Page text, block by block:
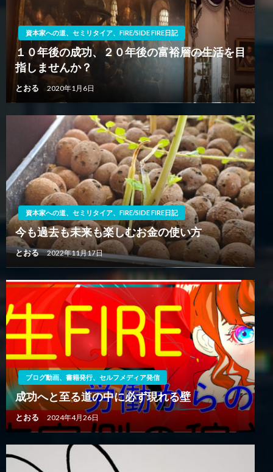
資本家への道、セミリタイア、FIRE/SIDE FIRE日記
１０年後の成功、２０年後の富裕層の生活を目
指しませんか？
とおる 2020年1月6日
資本家への道、セミリタイア、FIRE/SIDE FIRE日記
今も過去も未来も楽しむお金の使い方
とおる 2022年11月17日
ブログ動画、書籍発行、セルフメディア発信
成功へと至る道の中に必ず現れる壁
とおる 2024年4月26日